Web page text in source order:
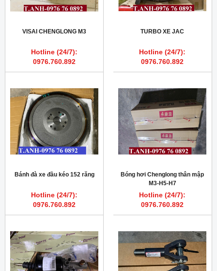
VISAI CHENGLONG M3
Hotline (24/7):
0976.760.892
TURBO XE JAC
Hotline (24/7):
0976.760.892
Bánh đà xe đầu kéo 152 răng
Hotline (24/7):
0976.760.892
Bóng hơi Chenglong thân mập
M3-H5-H7
Hotline (24/7):
0976.760.892